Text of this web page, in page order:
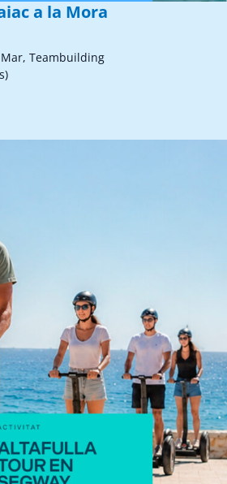
a la Mora
Teambuilding